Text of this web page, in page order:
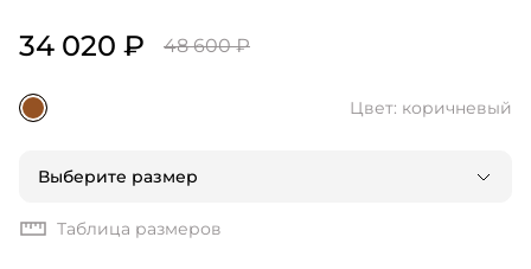
34 020 ₽ 48 600 ₽
Цвет: коричневый
Выберите размер
Таблица размеров